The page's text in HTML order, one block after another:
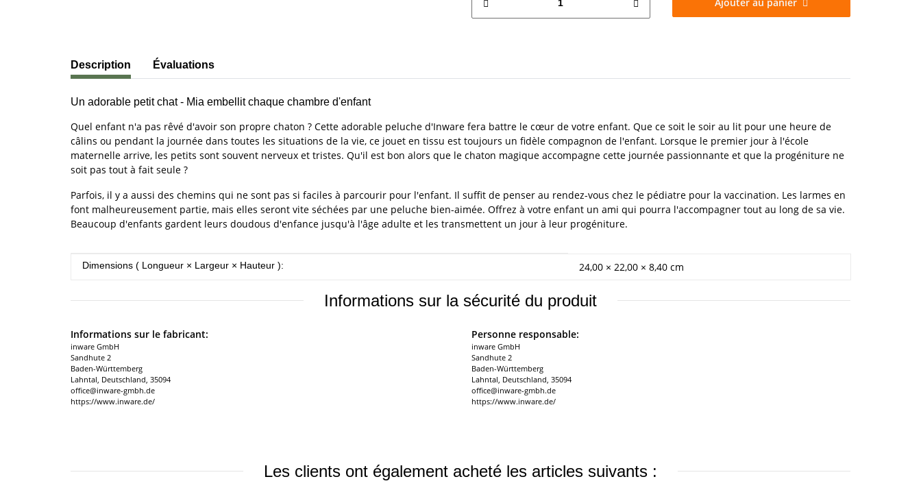
#productDetails.showMoreTabs#
Description Évaluations
Un adorable petit chat - Mia embellit chaque chambre d'enfant
Quel enfant n'a pas rêvé d'avoir son propre chaton ? Cette adorable peluche d'Inware fera battre le cœur de votre enfant. Que ce soit le soir au lit pour une heure de
câlins ou pendant la journée dans toutes les situations de la vie, ce jouet en tissu est toujours un fidèle compagnon de l'enfant. Lorsque le premier jour à l'école
maternelle arrive, les petits sont souvent nerveux et tristes. Qu'il est bon alors que le chaton magique accompagne cette journée passionnante et que la progéniture ne
soit pas tout à fait seule ?
Parfois, il y a aussi des chemins qui ne sont pas si faciles à parcourir pour l'enfant. Il suffit de penser au rendez-vous chez le pédiatre pour la vaccination. Les larmes en
font malheureusement partie, mais elles seront vite séchées par une peluche bien-aimée. Offrez à votre enfant un ami qui pourra l'accompagner tout au long de sa vie.
Beaucoup d'enfants gardent leurs doudous d'enfance jusqu'à l'âge adulte et les transmettent un jour à leur progéniture.
#productDetails.itemInformation#
#productDetails.itemValue#
Dimensions ( Longueur × Largeur × Hauteur ): 24,00 × 22,00 × 8,40 cm
Informations sur la sécurité du produit
Informations sur le fabricant:
inware GmbH
Sandhute 2
Baden-Württemberg
Lahntal, Deutschland, 35094
office@inware-gmbh.de
https://www.inware.de/
Personne responsable:
inware GmbH
Sandhute 2
Baden-Württemberg
Lahntal, Deutschland, 35094
office@inware-gmbh.de
https://www.inware.de/
Les clients ont également acheté les articles suivants :